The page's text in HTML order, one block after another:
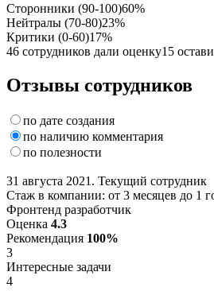
Сторонники (90-100)60%
Нейтралы (70-80)23%
Критики (0-60)17%
46 сотрудников дали оценку15
Отзывы сотрудников
по дате создания
по наличию комментария
по полезности
31 августа 2021. Текущий сотрудник
Стаж в компании: от 3 месяцев до 1
Фронтенд разработчик
Оценка 4.3
Рекомендация 100%
3
Интересные задачи
4